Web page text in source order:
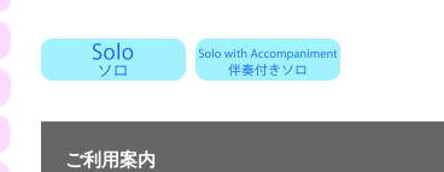
ご利用案内